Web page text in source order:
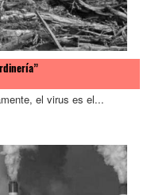
el virus es el...